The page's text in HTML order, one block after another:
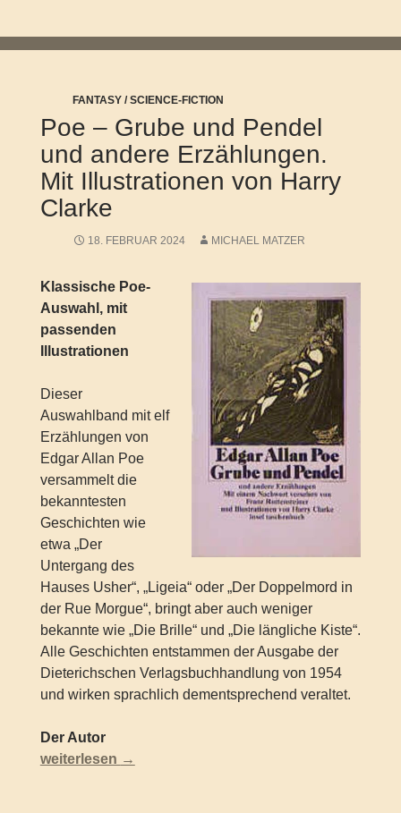
FANTASY / SCIENCE-FICTION
Poe – Grube und Pendel
und andere Erzählungen.
Mit Illustrationen von Harry
Clarke
18. FEBRUAR 2024 MICHAEL MATZER
Klassische Poe-
Auswahl, mit
passenden
Illustrationen
Dieser
Auswahlband mit elf
Erzählungen von
Edgar Allan Poe
versammelt die
bekanntesten
Geschichten wie
etwa „Der
Untergang des
Hauses Usher“, „Ligeia“ oder „Der Doppelmord in
der Rue Morgue“, bringt aber auch weniger
bekannte wie „Die Brille“ und „Die längliche Kiste“.
Alle Geschichten entstammen der Ausgabe der
Dieterichschen Verlagsbuchhandlung von 1954
und wirken sprachlich dementsprechend veraltet.
Der Autor
Poe – Grube und Pendel und andere Erzählungen.
weiterlesen →